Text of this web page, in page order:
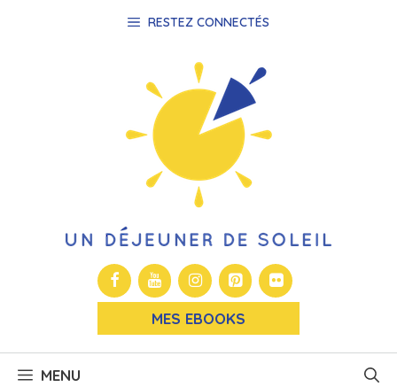
RESTEZ CONNECTÉS
MES EBOOKS
MENU